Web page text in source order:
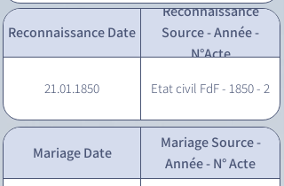
Reconnaissance Date
Reconnaissance
Source - Année -
N°Acte
21.01.1850 Etat civil FdF - 1850 - 2
Mariage Date
Mariage Source -
Année - N° Acte